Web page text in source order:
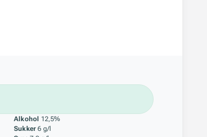
Alkohol 12,5%
Sukker 6 g/l